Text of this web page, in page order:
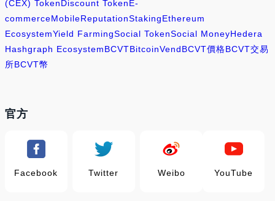
(CEX) Token Discount Token E-
commerceMobileReputationStakingEthereum
EcosystemYield FarmingSocial TokenSocial MoneyHedera
Hashgraph EcosystemBCVTBitcoinVendBCVT價格BCVT交易
所BCVT幣
官方
Facebook Twitter Weibo YouTube